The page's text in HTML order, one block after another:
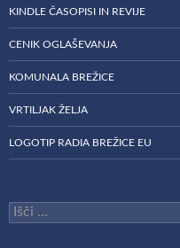
KINDLE ČASOPISI IN REVIJE
CENIK OGLAŠEVANJA
KOMUNALA BREŽICE
VRTILJAK ŽELJA
LOGOTIP RADIA BREŽICE EU
Išči: